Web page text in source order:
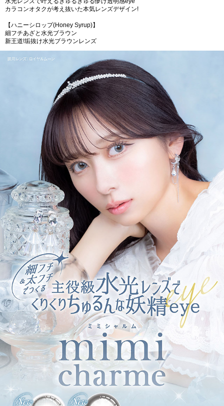
カラコンオタクが考え抜いた本気レンズデザイン!
【ハニーシロップ(Honey Syrup)】
細フチあざと水光ブラウン
新王道!垢抜け水光ブラウンレンズ